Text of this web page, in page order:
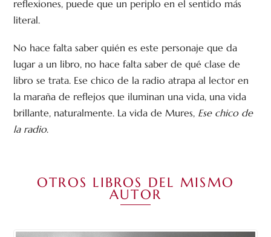
reflexiones, puede que un periplo en el sentido más
literal.
No hace falta saber quién es este personaje que da
lugar a un libro, no hace falta saber de qué clase de
libro se trata. Ese chico de la radio atrapa al lector en
la maraña de reflejos que iluminan una vida, una vida
brillante, naturalmente. La vida de Mures, Ese chico de
la radio.
OTROS LIBROS DEL MISMO
AUTOR